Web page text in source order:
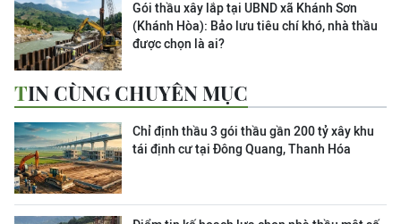
Gói thầu xây lắp tại UBND xã Khánh Sơn
(Khánh Hòa): Bảo lưu tiêu chí khó, nhà thầu
được chọn là ai?
TIN CÙNG CHUYÊN MỤC
Chỉ định thầu 3 gói thầu gần 200 tỷ xây khu
tái định cư tại Đông Quang, Thanh Hóa